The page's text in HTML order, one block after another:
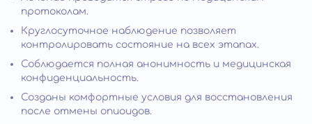
протоколам.
Круглосуточное наблюдение позволяет
контролировать состояние на всех этапах.
Соблюдается полная анонимность и медицинская
конфиденциальность.
Созданы комфортные условия для восстановления
после отмены опиоидов.